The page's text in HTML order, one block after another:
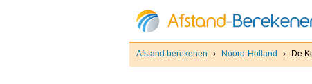
Afstand berekenen › Noord-Holland › De